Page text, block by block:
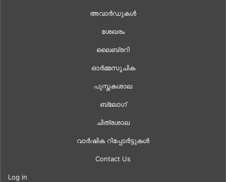
അവാർഡുകൾ
ശേഖരം
ലൈബ്രറി
ഓർമ്മസൂചിക
പുസ്തകശാല
ബ്ലോഗ്
ചിത്രശാല
വാർഷിക റിപ്പോർട്ടുകൾ
Contact Us
Log in